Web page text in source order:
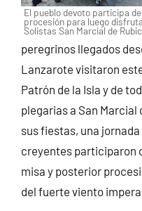
El pueblo devoto participa
procesión para luego
Solistas San Marcial de
peregrinos llegados
Lanzarote visitaron
Patrón de la Isla y de
plegarias a San Marcial
sus fiestas, una
creyentes participaron
misa y posterior
del fuerte viento